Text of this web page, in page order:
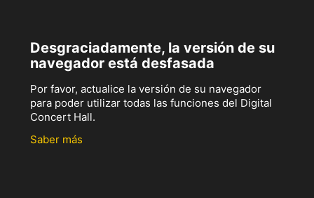
Desgraciadamente, la versión de su
navegador está desfasada
Por favor, actualice la versión de su navegador
para poder utilizar todas las funciones del Digital
Concert Hall.
Saber más